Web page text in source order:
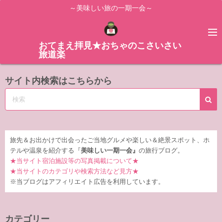
ス
ッ
～美味しい旅の一期一会～
おてまえ拝見★おちゃのこさいさい
旅道楽
サイト内検索はこちらから
旅先＆お出かけで出会ったご当地グルメや楽しい＆絶景スポット、ホ
テルや温泉を紹介する『 美味しい一期一会』 の旅行ブログ。
★当サイト宿泊施設等の写真掲載について★
★当サイトのカテゴリや検索方法など見方★
※当ブログはアフィリエイト広告を利用しています。
カテゴリー